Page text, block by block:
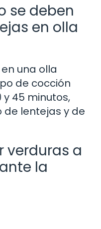
se deben
en olla
una olla
de cocción
45 minutos,
lentejas y de
verduras a
la